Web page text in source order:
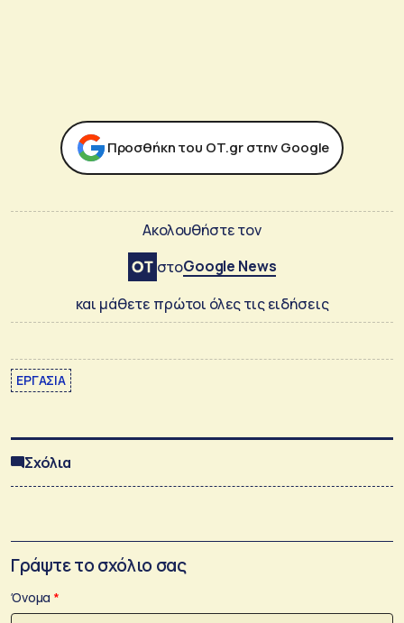
Προσθήκη του ΟΤ.gr στην Google
Ακολουθήστε τον
στοGoogle News
και μάθετε πρώτοι όλες τις ειδήσεις
ΕΡΓΑΣΙΑ
Σχόλια
Γράψτε το σχόλιο σας
Όνομα